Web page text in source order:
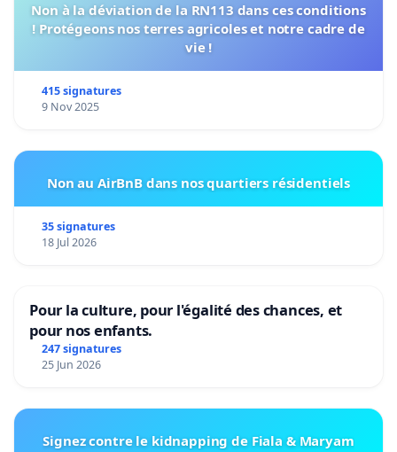
Non à la déviation de la RN113 dans ces conditions
! Protégeons nos terres agricoles et notre cadre de
vie !
415 signatures
9 Nov 2025
Non au AirBnB dans nos quartiers résidentiels
35 signatures
18 Jul 2026
Pour la culture, pour l'égalité des chances, et
pour nos enfants.
247 signatures
25 Jun 2026
Signez contre le kidnapping de Fiala & Maryam